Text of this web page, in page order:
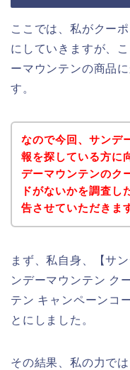
ここでは、私がクー
にしていきますが、
ーマウンテンの商品
す。
なので今回、サンデ
報を探している方に
デーマウンテンのク
ドがないかを調査し
告させていただきま
まず、私自身、【サ
ンデーマウンテン ク
テン キャンペーンコ
とにしました。
その結果、私の力で